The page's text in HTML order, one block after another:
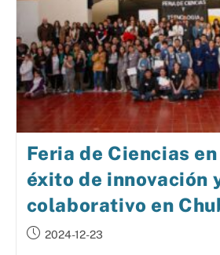
Feria de Ciencias
éxito de innovación
colaborativo en
2024-12-23